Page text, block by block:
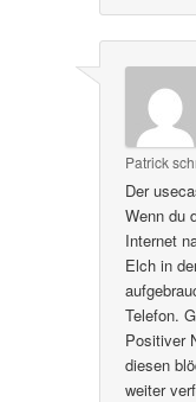
Patrick
Der
Wenn du
Internet
Elch in
Telefon.
Positiver
diesen
weiter